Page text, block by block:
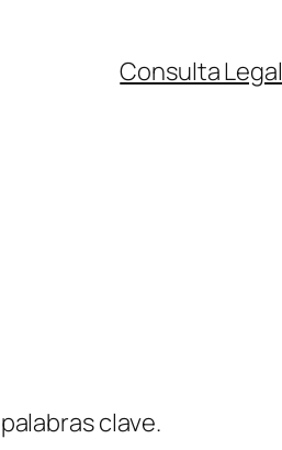
Consulta Legal
clave.